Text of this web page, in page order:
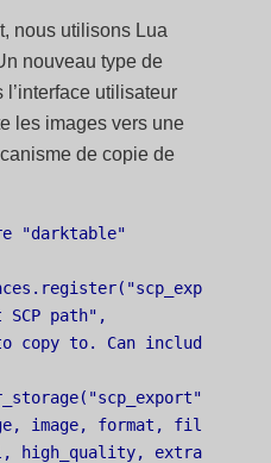
nous utilisons Lua
nouveau type de
utilisateur
les images vers une
de copie de
"darktable"
SCP path",
copy to. Can include user
image, format, filename,
high_quality, extra_data)